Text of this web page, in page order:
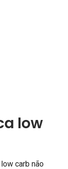
low
carb não